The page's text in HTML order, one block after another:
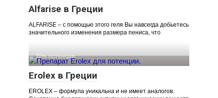
Alfarise в Греции
ALFARISE – с помощью этого геля Вы навсегда добьетесь
значительного изменения размера пениса, что
Для потенции
Erolex в Греции
EROLEX – формула уникальна и не имеет аналогов.